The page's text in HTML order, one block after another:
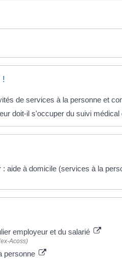
!
de services à la personne et
doit-il s'occuper du suivi médical
: aide à domicile (services à la
employeur et du salarié
Acoss)
personne